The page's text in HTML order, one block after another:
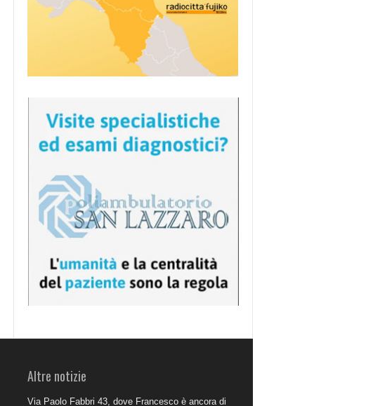
Altre notizie
Via Paolo Fabbri 43, dove Francesco è ancora di